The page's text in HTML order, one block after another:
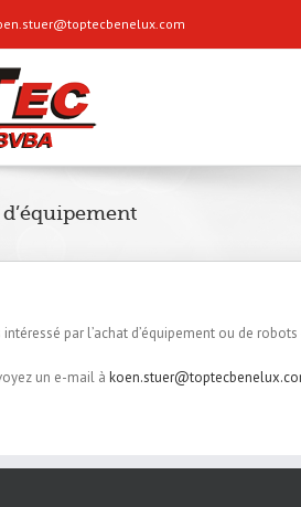
par l’achat d’équipement ou de robots
un e-mail à